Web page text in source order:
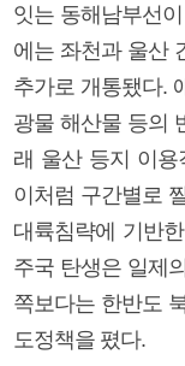
잇는 동해남부선
에는 좌천과 울산
추가로 개통됐다.
광물 해산물 등의
래 울산 등지 이
이처럼 구간별로
대륙침략에 기반
주국 탄생은 일제
쪽보다는 한반도
도정책을 폈다.